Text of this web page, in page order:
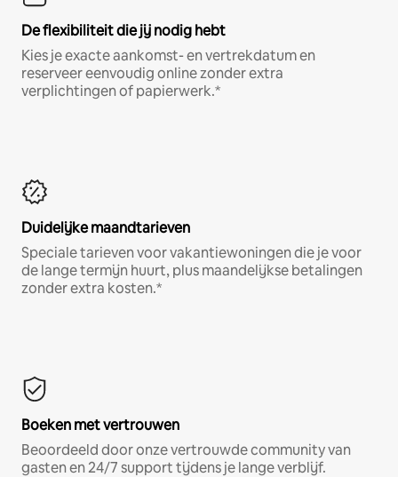
De flexibiliteit die jij nodig hebt
Kies je exacte aankomst- en vertrekdatum en
reserveer eenvoudig online zonder extra
verplichtingen of papierwerk.*
Duidelijke maandtarieven
Speciale tarieven voor vakantiewoningen die je voor
de lange termijn huurt, plus maandelijkse betalingen
zonder extra kosten.*
Boeken met vertrouwen
Beoordeeld door onze vertrouwde community van
gasten en 24/7 support tijdens je lange verblijf.